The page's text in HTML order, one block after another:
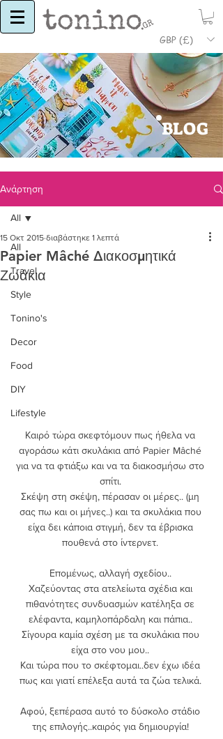
GBP (£)
BLOG
Ανάρτηση
All
Travel
Style
Tonino's
Decor
Food
DIY
Lifestyle
All
Papier Mâché Διακοσμητικά
Ζωάκια
15 Οκτ 2015 διαβάστηκε 1 λεπτά
Καιρό τώρα σκεφτόμουν πως ήθελα να
αγοράσω κάτι σκυλάκια από Papier Mâché
για να τα φτιάξω και να τα διακοσμήσω στο
σπίτι.
Σκέψη στη σκέψη, πέρασαν οι μέρες.. (μη
σας πω και οι μήνες..) και τα σκυλάκια που
είχα δει κάποια στιγμή, δεν τα έβρισκα
πουθενά στο ίντερνετ.
Επομένως, αλλαγή σχεδίου..
Χαζεύοντας στα ατελείωτα σχέδια και
πιθανότητες συνδυασμών κατέληξα σε
ελέφαντα, καμηλοπάρδαλη και πάπια..
Σίγουρα καμία σχέση με τα σκυλάκια που
είχα στο νου μου..
Και τώρα που το σκέφτομαι..δεν έχω ιδέα
πως και γιατί επέλεξα αυτά τα ζώα τελικά.
Αφού, ξεπέρασα αυτό το δύσκολο στάδιο
της επιλογής..καιρός για δημιουργία!